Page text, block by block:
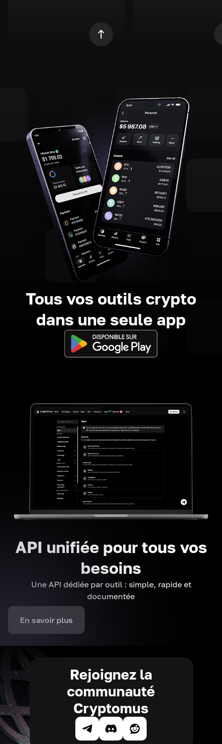
Tous vos outils crypto
dans une seule app
API unifiée pour tous vos
besoins
Une API dédiée par outil : simple, rapide et
documentée
En savoir plus
Rejoignez la
communauté
Cryptomus